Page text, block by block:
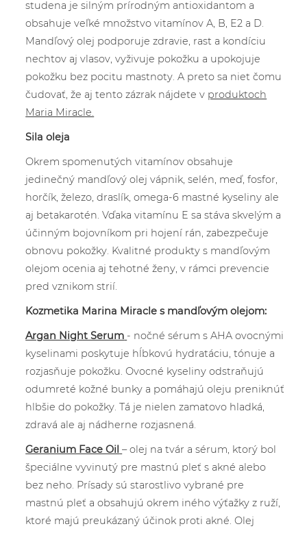
studena je silným prírodným antioxidantom a
obsahuje veľké množstvo vitamínov A, B, E2 a D.
Mandľový olej podporuje zdravie, rast a kondíciu
nechtov aj vlasov, vyživuje pokožku a upokojuje
pokožku bez pocitu mastnoty. A preto sa niet čomu
čudovať, že aj tento zázrak nájdete v produktoch
Maria Miracle.
Sila oleja
Okrem spomenutých vitamínov obsahuje
jedinečný mandľový olej vápnik, selén, meď, fosfor,
horčík, železo, draslík, omega-6 mastné kyseliny ale
aj betakarotén. Vďaka vitamínu E sa stáva skvelým a
účinným bojovníkom pri hojení rán, zabezpečuje
obnovu pokožky. Kvalitné produkty s mandľovým
olejom ocenia aj tehotné ženy, v rámci prevencie
pred vznikom strií.
Kozmetika Marina Miracle s mandľovým olejom:
Argan Night Serum - nočné sérum s AHA ovocnými
kyselinami poskytuje hĺbkovú hydratáciu, tónuje a
rozjasňuje pokožku. Ovocné kyseliny odstraňujú
odumreté kožné bunky a pomáhajú oleju preniknúť
hlbšie do pokožky. Tá je nielen zamatovo hladká,
zdravá ale aj nádherne rozjasnená.
Geranium Face Oil – olej na tvár a sérum, ktorý bol
špeciálne vyvinutý pre mastnú pleť s akné alebo
bez neho. Prísady sú starostlivo vybrané pre
mastnú pleť a obsahujú okrem iného výťažky z ruží,
ktoré majú preukázaný účinok proti akné. Olej